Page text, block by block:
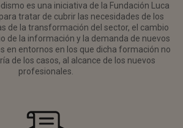
es una iniciativa de la Fundación Luca
tratar de cubrir las necesidades de los
de la transformación del sector, el cambio
de la información y la demanda de nuevos
en entornos en los que dicha formación no
de los casos, al alcance de los nuevos
profesionales.